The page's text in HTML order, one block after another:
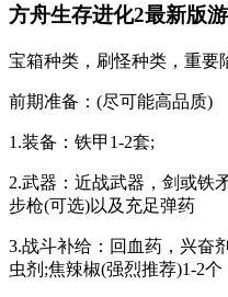
方舟生存进化2最新版
宝箱种类，刷怪种类，重要
前期准备：(尽可能高品质)
1.装备：铁甲1-2套;
2.武器：近战武器，剑或铁
步枪(可选)以及充足弹药
3.战斗补给：回血药，兴奋
虫剂;焦辣椒(强烈推荐)1-2个